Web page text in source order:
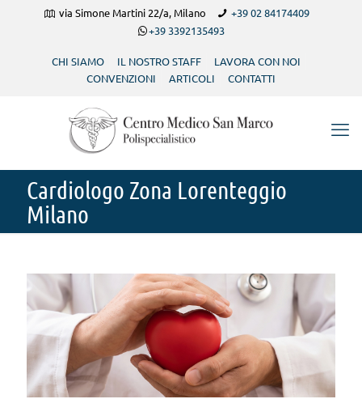
via Simone Martini 22/a, Milano
+39 02 84174409
+39 3392135493
CHI SIAMO IL NOSTRO STAFF
LAVORA CON NOI
CONVENZIONI
ARTICOLI CONTATTI
Cardiologo Zona Lorenteggio
Milano